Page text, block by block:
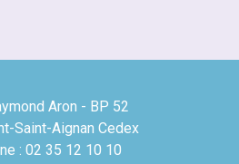
Aron - BP 52
Saint-Aignan Cedex
: 02 35 12 10 10